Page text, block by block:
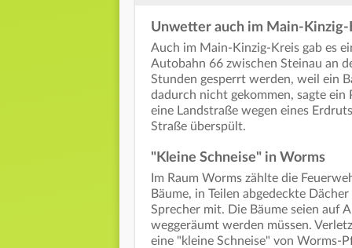
Unwetter auch im Main-Kinzig-
Auch im Main-Kinzig-Kreis gab es
Autobahn 66 zwischen Steinau an
Stunden gesperrt werden, weil ein
dadurch nicht gekommen, sagte ein
eine Landstraße wegen eines
Straße überspült.
"Kleine Schneise" in Worms
Im Raum Worms zählte die
Bäume, in Teilen abgedeckte
Sprecher mit. Die Bäume seien auf
weggeräumt werden müssen.
eine "kleine Schneise" von Worms-